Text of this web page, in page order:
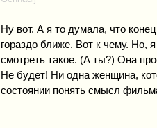
Ну вот. А я то думала, что
гораздо ближе. Вот к чему. Но,
смотреть такое. (А ты?) Она
Не будет! Ни одна женщина,
состоянии понять смысл